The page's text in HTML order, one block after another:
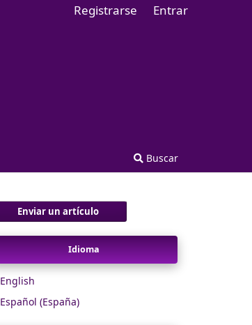
Buscar
Registrarse Entrar
Enviar un artículo
Idioma
English
Español (España)